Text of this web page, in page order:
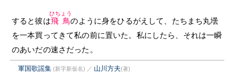
すると彼は飛鳥
ひちょう
のように身をひるがえして、たちまち丸壜
を一本買ってきて私の前に置いた。私にしたら、それは一瞬
のあいだの速さだった。
軍国歌謡集 (新字新仮名) ／ 山川方夫(著)